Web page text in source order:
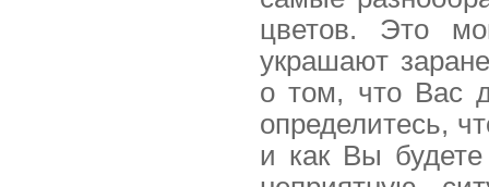
цветов. Это
украшают
о том, что Вас
определитесь,
и как Вы